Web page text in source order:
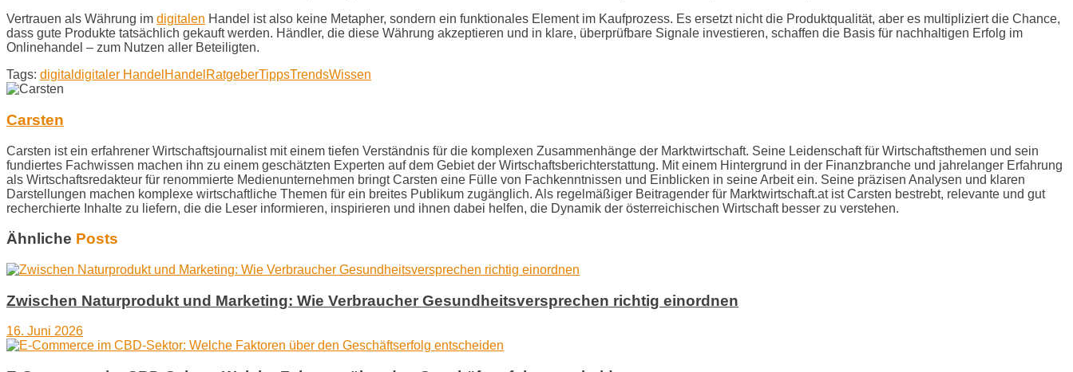
Vertrauen als Währung im digitalen Handel ist also keine Metapher, sondern ein funktionales Element im Kaufprozess. Es ersetzt nicht die Produktqualität, aber es multipliziert die Chance,
dass gute Produkte tatsächlich gekauft werden. Händler, die diese Währung akzeptieren und in klare, überprüfbare Signale investieren, schaffen die Basis für nachhaltigen Erfolg im
Onlinehandel – zum Nutzen aller Beteiligten.
Tags: digital digitaler Handel Handel RatgeberTippsTrendsWissen
Carsten
Carsten ist ein erfahrener Wirtschaftsjournalist mit einem tiefen Verständnis für die komplexen Zusammenhänge der Marktwirtschaft. Seine Leidenschaft für Wirtschaftsthemen und sein
fundiertes Fachwissen machen ihn zu einem geschätzten Experten auf dem Gebiet der Wirtschaftsberichterstattung. Mit einem Hintergrund in der Finanzbranche und jahrelanger Erfahrung
als Wirtschaftsredakteur für renommierte Medienunternehmen bringt Carsten eine Fülle von Fachkenntnissen und Einblicken in seine Arbeit ein. Seine präzisen Analysen und klaren
Darstellungen machen komplexe wirtschaftliche Themen für ein breites Publikum zugänglich. Als regelmäßiger Beitragender für Marktwirtschaft.at ist Carsten bestrebt, relevante und gut
recherchierte Inhalte zu liefern, die die Leser informieren, inspirieren und ihnen dabei helfen, die Dynamik der österreichischen Wirtschaft besser zu verstehen.
Ähnliche Posts
Zwischen Naturprodukt und Marketing: Wie Verbraucher Gesundheitsversprechen richtig einordnen
16. Juni 2026